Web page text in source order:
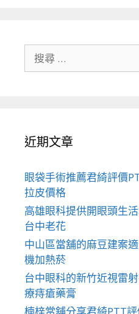
近期文章
眼袋手術推薦君綺評價
拉皮價格
高雄眼科提供開眼頭生
台中老花
中山區當舖的麻豆建案
機加熱菸
台中眼科的新竹近視雷
療痔瘡藥膏
楠梓當舖分享君綺PTT